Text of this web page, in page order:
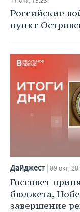
Российские
пункт
Дайджест 09 окт,
Госсовет
бюджета,
завершение